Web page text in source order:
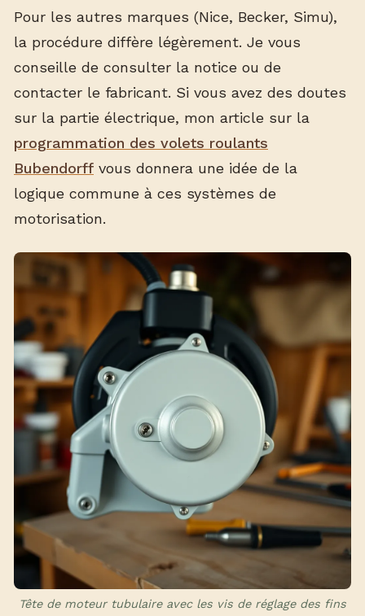
Pour les autres marques (Nice, Becker, Simu),
la procédure diffère légèrement. Je vous
conseille de consulter la notice ou de
contacter le fabricant. Si vous avez des doutes
sur la partie électrique, mon article sur la
programmation des volets roulants
Bubendorff vous donnera une idée de la
logique commune à ces systèmes de
motorisation.
Tête de moteur tubulaire avec les vis de réglage des fins